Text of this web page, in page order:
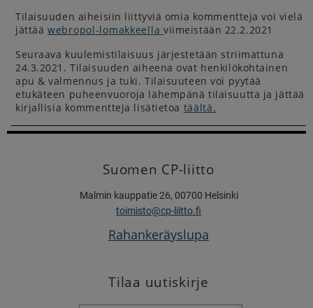
Tilaisuuden aiheisiin liittyviä omia kommentteja voi vielä
jättää webropol-lomakkeellaviimeistään 22.2.2021
Seuraava kuulemistilaisuus järjestetään striimattuna
24.3.2021. Tilaisuuden aiheena ovat henkilökohtainen
apu & valmennus ja tuki. Tilaisuuteen voi pyytää
etukäteen puheenvuoroja lähempänä tilaisuutta ja jättää
kirjallisia kommentteja lisätietoa täältä.
Suomen CP-liitto
Malmin kauppatie 26, 00700 Helsinki
toimisto@cp-liitto.fi
Rahankeräyslupa
Tilaa uutiskirje